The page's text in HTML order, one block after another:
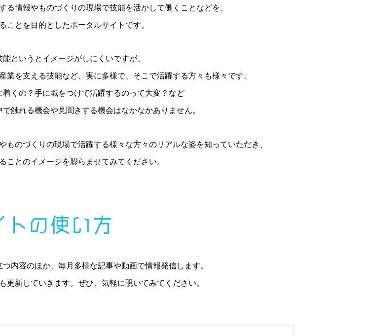
る情報やものづくりの現場で技能を活かして働くことなどを、
ことを目的としたポータルサイトです。
というとイメージがしにくいですが、
を支える技能など、実に多様で、そこで活躍する方々も様々です。
くの？手に職をつけて活躍するのって大変？など
触れる機会や見聞きする機会はなかなかありません。
のづくりの現場で活躍する様々な方々のリアルな姿を知っていただき、
ことのイメージを膨らませてみてください。
トの使い方
内容のほか、毎月多様な記事や動画で情報発信します。
更新していきます。ぜひ、気軽に覗いてみてください。